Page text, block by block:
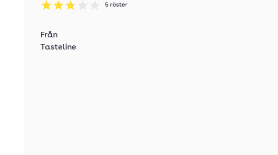
Betyg: 2.8 av 5
5 röster
Från
Tasteline